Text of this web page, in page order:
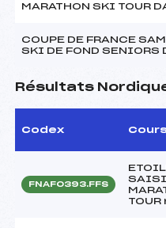
MARATHON SKI TOUR
COUPE DE FRANCE
SKI DE FOND SENIORS
Résultats
Codex
FNAF0393.FFS
TOUR